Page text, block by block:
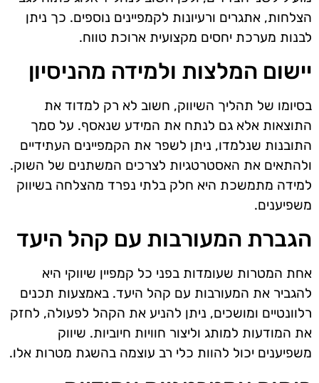
הצלחות, אתגרים ורעיונות לקמפיינים נוספים. כך ניתן
לבנות מערכת יחסים מקצועית ארוכת טווח.
יישום המלצות ולמידה מהניסיון
בסיומו של תהליך השיווק, חשוב לא רק למדוד את
התוצאות אלא גם לנתח את המידע שנאסף. על סמך
התובנות שנלמדו, ניתן לשפר את הקמפיינים העתידיים
ולהתאים את האסטרטגיות לצרכים המשתנים של השוק.
למידה מתמשכת היא חלק בלתי נפרד מהצלחה בשיווק
משפיענים.
הגברת המעורבות עם קהל היעד
אחת המטרות שעומדות בפני כל קמפיין שיווקי היא
להגביר את המעורבות עם קהל היעד. באמצעות תכנים
רלוונטיים ומושכים, ניתן להניע את הקהל לפעולה, לחזק
את המודעות למותג וליצור חוויות חיוביות. שיווק
משפיענים יכול להוות כלי רב עוצמה בהשגת מטרות אלו.